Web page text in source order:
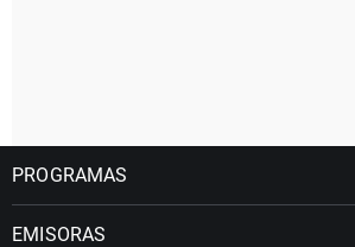
PROGRAMAS
EMISORAS